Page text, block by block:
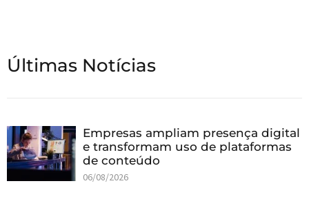
Últimas Notícias
Empresas ampliam presença digital
e transformam uso de plataformas
de conteúdo
06/08/2026